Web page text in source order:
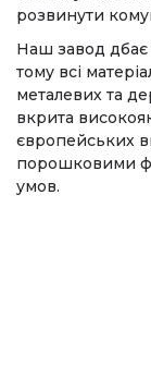
розвинути
Наш завод дбає
тому всі
металевих та
вкрита
європейських
порошковими
умов.